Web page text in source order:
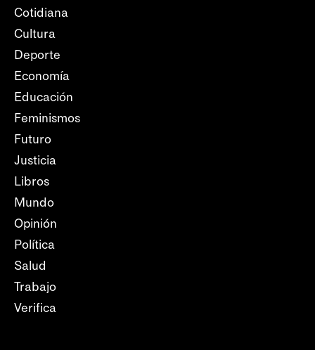
Cotidiana
Cultura
Deporte
Economía
Educación
Feminismos
Futuro
Justicia
Libros
Mundo
Opinión
Política
Salud
Trabajo
Verifica